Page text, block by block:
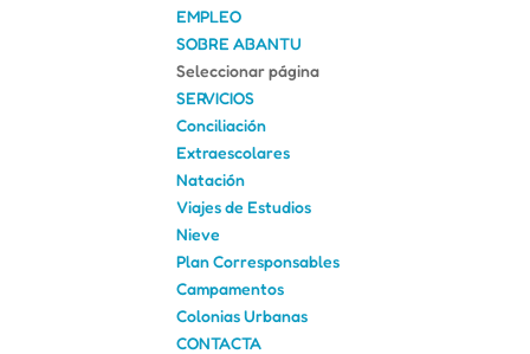
EMPLEO
SOBRE ABANTU
Seleccionar página
SERVICIOS
Conciliación
Extraescolares
Natación
Viajes de Estudios
Nieve
Plan Corresponsables
Campamentos
Colonias Urbanas
CONTACTA